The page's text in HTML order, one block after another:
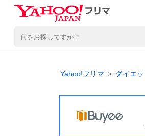
Yahoo!フリマ ダイエ